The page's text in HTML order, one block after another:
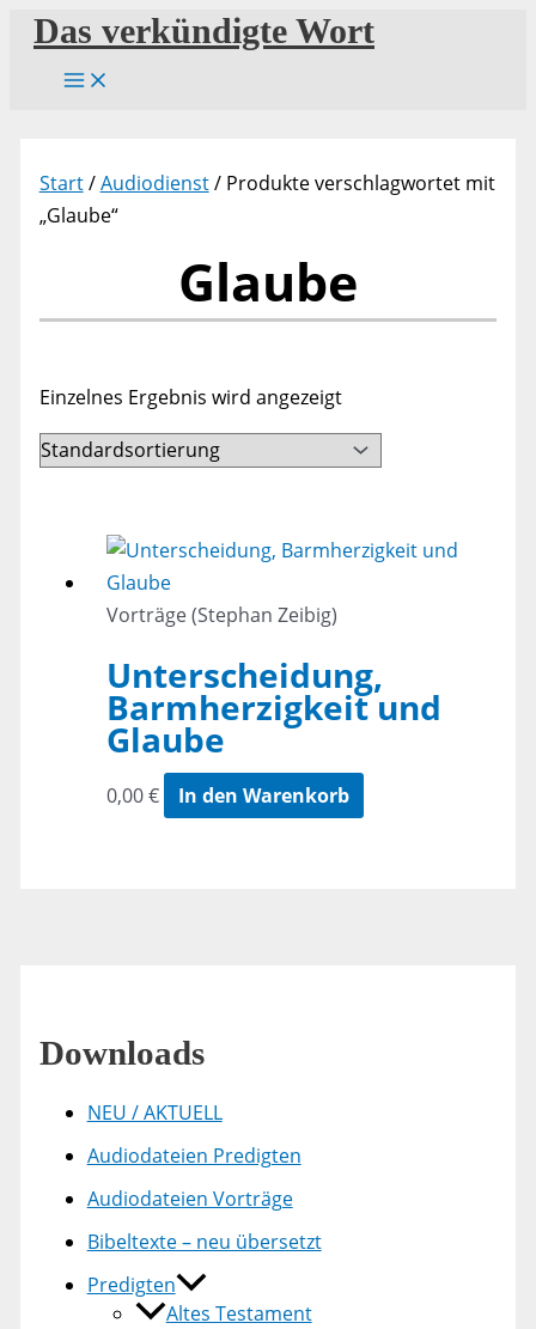
Zum
Inhalt
springen
Das verkündigte Wort
Start/Audiodienst/ Produkte verschlagwortet mit
„Glaube“
Glaube
Einzelnes Ergebnis wird angezeigt
Vorträge (Stephan Zeibig)
Unterscheidung,
Barmherzigkeit und
Glaube
0,00€ In den Warenkorb
Downloads
NEU / AKTUELL
Audiodateien Predigten
Audiodateien Vorträge
Bibeltexte – neu übersetzt
Predigten
Altes Testament